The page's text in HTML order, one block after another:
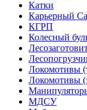
Катки
Карьерный
КГРП
Колесный
Локомотивы
Локомотивы
МДСУ